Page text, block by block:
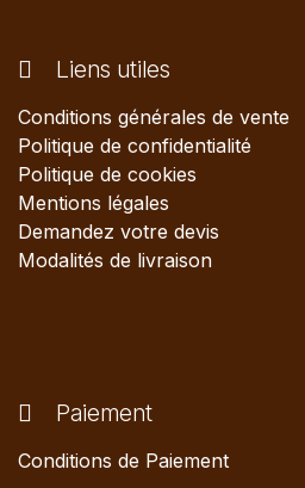
Liens utiles
Conditions générales de vente
Politique de confidentialité
Politique de cookies
Mentions légales
Demandez votre devis
Modalités de livraison
Paiement
Conditions de Paiement